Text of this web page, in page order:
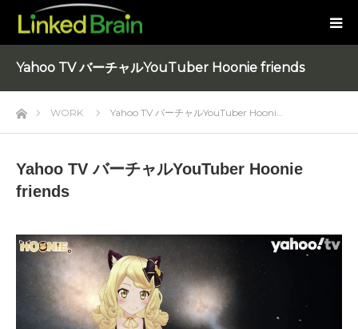
Yahoo TV バーチャルYouTuber Hoonie friends
ホームWORK Yahoo TV バーチャルYouTuber Hooni…
Yahoo TV バーチャルYouTuber Hoonie
friends